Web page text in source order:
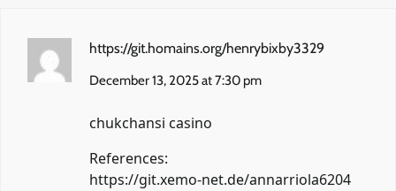
https://git.homains.org/henrybixby3329
December 13, 2025 at 7:30 pm
chukchansi casino
References:
https://git.xemo-net.de/annarriola6204